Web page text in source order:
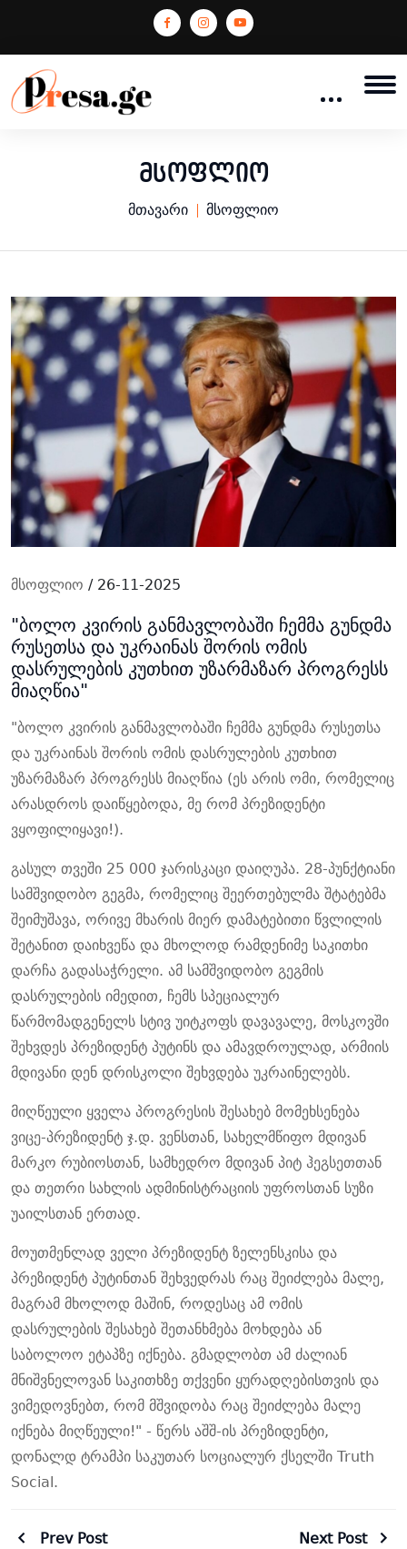
მსოფლიო
მთავარი მსოფლიო
მსოფლიო / 26-11-2025
"ბოლო კვირის განმავლობაში ჩემმა გუნდმა
რუსეთსა და უკრაინას შორის ომის
დასრულების კუთხით უზარმაზარ პროგრესს
მიაღწია"
"ბოლო კვირის განმავლობაში ჩემმა გუნდმა რუსეთსა
და უკრაინას შორის ომის დასრულების კუთხით
უზარმაზარ პროგრესს მიაღწია (ეს არის ომი, რომელიც
არასდროს დაიწყებოდა, მე რომ პრეზიდენტი
ვყოფილიყავი!).
გასულ თვეში 25 000 ჯარისკაცი დაიღუპა. 28-პუნქტიანი
სამშვიდობო გეგმა, რომელიც შეერთებულმა შტატებმა
შეიმუშავა, ორივე მხარის მიერ დამატებითი წვლილის
შეტანით დაიხვეწა და მხოლოდ რამდენიმე საკითხი
დარჩა გადასაჭრელი. ამ სამშვიდობო გეგმის
დასრულების იმედით, ჩემს სპეციალურ
წარმომადგენელს სტივ უიტკოფს დავავალე, მოსკოვში
შეხვდეს პრეზიდენტ პუტინს და ამავდროულად, არმიის
მდივანი დენ დრისკოლი შეხვდება უკრაინელებს.
მიღწეული ყველა პროგრესის შესახებ მომეხსენება
ვიცე-პრეზიდენტ ჯ.დ. ვენსთან, სახელმწიფო მდივან
მარკო რუბიოსთან, სამხედრო მდივან პიტ ჰეგსეთთან
და თეთრი სახლის ადმინისტრაციის უფროსთან სუზი
უაილსთან ერთად.
მოუთმენლად ველი პრეზიდენტ ზელენსკისა და
პრეზიდენტ პუტინთან შეხვედრას რაც შეიძლება მალე,
მაგრამ მხოლოდ მაშინ, როდესაც ამ ომის
დასრულების შესახებ შეთანხმება მოხდება ან
საბოლოო ეტაპზე იქნება. გმადლობთ ამ ძალიან
მნიშვნელოვან საკითხზე თქვენი ყურადღებისთვის და
ვიმედოვნებთ, რომ მშვიდობა რაც შეიძლება მალე
იქნება მიღწეული!" - წერს აშშ-ის პრეზიდენტი,
დონალდ ტრამპი საკუთარ სოციალურ ქსელში Truth
Social.
Prev Post Next Post